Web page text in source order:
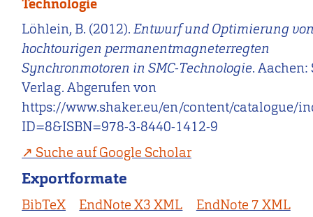
Technologie
Löhlein, B. (2012).Entwurf und Optimierung
hochtourigen permanentmagneterregten
Synchronmotoren in SMC-Technologie. Aachen:
Verlag. Abgerufen von
https://www.shaker.eu/en/content/catalogue/
ID=8&ISBN=978-3-8440-1412-9
Suche auf Google Scholar
Exportformate
BibTeX EndNote X3 XML
EndNote 7 XML